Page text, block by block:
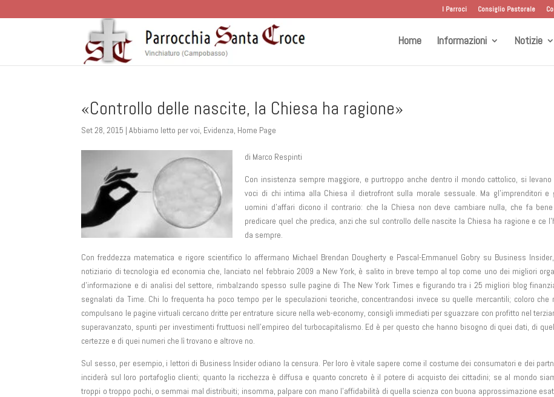
I Parroci Consiglio Pastorale
Home Informazioni Notizie
«Controllo delle nascite, la Chiesa ha ragione»
Set 28, 2015 |Abbiamo letto per voi, Evidenza, Home Page
di Marco Respinti
Con insistenza sempre maggiore, e purtroppo anche dentro il mondo cattolico, si levano
voci di chi intima alla Chiesa il dietrofront sulla morale sessuale. Ma gl’imprenditori e
uomini d’affari dicono il contrario: che la Chiesa non deve cambiare nulla, che fa
predicare quel che predica, anzi che sul controllo delle nascite la Chiesa ha ragione e ce
da sempre.
Con freddezza matematica e rigore scientifico lo affermano Michael Brendan Dougherty e Pascal-Emmanuel Gobry su Business
notiziario di tecnologia ed economia che, lanciato nel febbraio 2009 a New York, è salito in breve tempo al top come uno dei migliori
d’informazione e di analisi del settore, rimbalzando spesso sulle pagine di The New York Times e figurando tra i 25 migliori blog
segnalati da Time. Chi lo frequenta ha poco tempo per le speculazioni teoriche, concentrandosi invece su quelle mercantili; coloro che
compulsano le pagine virtuali cercano dritte per entrature sicure nella web-economy, consigli immediati per sguazzare con profitto nel
superavanzato, spunti per investimenti fruttuosi nell’empireo del turbocapitalismo. Ed è per questo che hanno bisogno di quei dati, di
certezze e di quei numeri che lì trovano e altrove no.
Sul sesso, per esempio, i lettori di Business Insider odiano la censura. Per loro è vitale sapere come il costume dei consumatori e dei
inciderà sul loro portafoglio clienti; quanto la ricchezza è diffusa e quanto concreto è il potere di acquisto dei cittadini; se al mondo
troppi o troppo pochi, o semmai mal distribuiti; insomma, palpare con mano l’affidabilità di quella scienza con buona approssimazione